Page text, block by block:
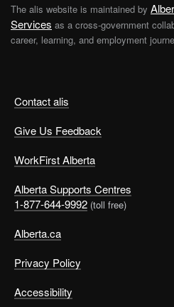
Contact alis
Give Us Feedback
WorkFirst Alberta
Alberta Supports Centres
1-877-644-9992 (toll free)
Alberta.ca
Privacy Policy
Accessibility
The alis website is maintained by
Services as a cross-government
career, learning, and employment